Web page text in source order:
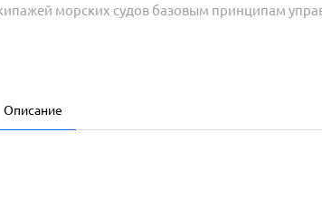
морских судов базовым принципам
Описание